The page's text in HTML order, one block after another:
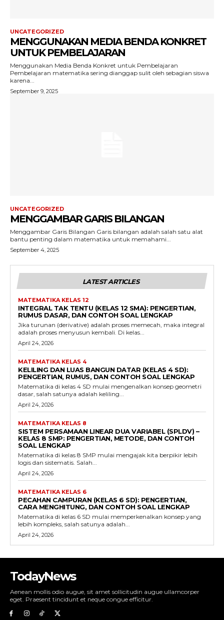
UNCATEGORIZED
MENGGUNAKAN MEDIA BENDA KONKRET
UNTUK PEMBELAJARAN
Menggunakan Media Benda Konkret untuk Pembelajaran
Pembelajaran matematika sering dianggap sulit oleh sebagian siswa
karena...
September 9, 2025
UNCATEGORIZED
MENGGAMBAR GARIS BILANGAN
Menggambar Garis Bilangan Garis bilangan adalah salah satu alat
bantu penting dalam matematika untuk memahami...
September 4, 2025
LATEST ARTICLES
MATEMATIKA KELAS 12
INTEGRAL TAK TENTU (KELAS 12 SMA): PENGERTIAN,
RUMUS DASAR, DAN CONTOH SOAL LENGKAP
Jika turunan (derivative) adalah proses memecah, maka integral
adalah proses menyusun kembali. Di kelas...
April 24, 2026
MATEMATIKA KELAS 4
KELILING DAN LUAS BANGUN DATAR (KELAS 4 SD):
PENGERTIAN, RUMUS, DAN CONTOH SOAL LENGKAP
Matematika di kelas 4 SD mulai mengenalkan konsep geometri
dasar, salah satunya adalah keliling...
April 24, 2026
MATEMATIKA KELAS 8
SISTEM PERSAMAAN LINEAR DUA VARIABEL (SPLDV) –
KELAS 8 SMP: PENGERTIAN, METODE, DAN CONTOH
SOAL LENGKAP
Matematika di kelas 8 SMP mulai mengajak kita berpikir lebih
logis dan sistematis. Salah...
April 24, 2026
MATEMATIKA KELAS 6
PECAHAN CAMPURAN (KELAS 6 SD): PENGERTIAN,
CARA MENGHITUNG, DAN CONTOH SOAL LENGKAP
Matematika di kelas 6 SD mulai memperkenalkan konsep yang
lebih kompleks, salah satunya adalah...
April 24, 2026
TodayNews
Aenean mollis odio augue, sit amet sollicitudin augue ullamcorper
eget. Praesent tincidunt et neque congue efficitur.